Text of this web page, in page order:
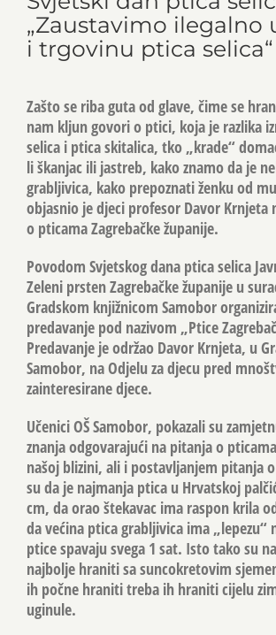
„Zaustavimo ilegalno
i trgovinu ptica selica“
Zašto se riba guta od glave, čime se
nam kljun govori o ptici, koja je razlika
selica i ptica skitalica, tko „krade“
li škanjac ili jastreb, kako znamo da je
grabljivica, kako prepoznati ženku od
objasnio je djeci profesor Davor Krnjeta
o pticama Zagrebačke županije.
Povodom Svjetskog dana ptica selica
Zeleni prsten Zagrebačke županije u
Gradskom knjižnicom Samobor
predavanje pod nazivom „Ptice
Predavanje je održao Davor Krnjeta, u
Samobor, na Odjelu za djecu pred
zainteresirane djece.
Učenici OŠ Samobor, pokazali su
znanja odgovarajući na pitanja o
našoj blizini, ali i postavljanjem pitanja
su da je najmanja ptica u Hrvatskoj
cm, da orao štekavac ima raspon krila
da većina ptica grabljivica ima „lepezu“
ptice spavaju svega 1 sat. Isto tako su
najbolje hraniti sa suncokretovim
ih počne hraniti treba ih hraniti cijelu
uginule.